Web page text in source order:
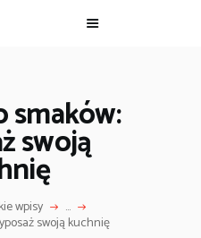
smaków:
swoją
wpisy ...
swoją kuchnię